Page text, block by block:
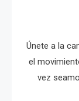
Únete a la
el
vez